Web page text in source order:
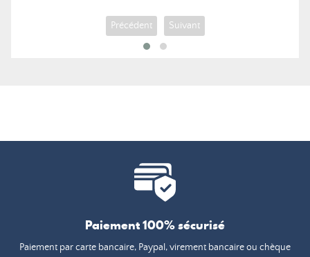
Précédent Suivant
Paiement 100% sécurisé
Paiement par carte bancaire, Paypal, virement bancaire ou chèque